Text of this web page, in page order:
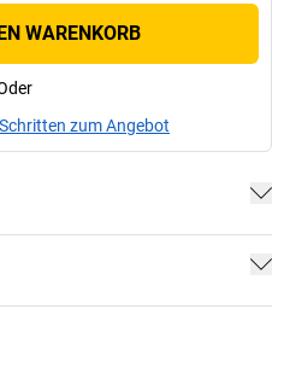
WARENKORB
zum Angebot